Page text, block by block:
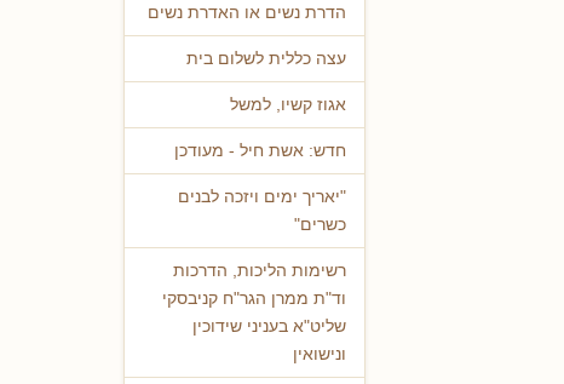
הדרת נשים או האדרת נשים
עצה כללית לשלום בית
אגוז קשיו, למשל
חדש: אשת חיל - מעודכן
"יאריך ימים ויזכה לבנים
כשרים"
רשימות הליכות, הדרכות
וד"ת ממרן הגר"ח קניבסקי
שליט"א בעניני שידוכין
ונישואין